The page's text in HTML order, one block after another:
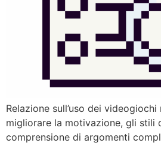
Relazione sull’uso dei videogiochi
migliorare la motivazione, gli stili
comprensione di argomenti